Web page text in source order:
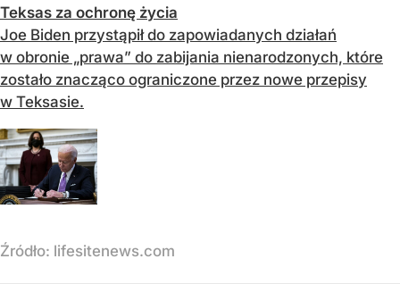
Teksas za ochronę życia
Joe Biden przystąpił do zapowiadanych działań
w obronie „prawa” do zabijania nienarodzonych, które
zostało znacząco ograniczone przez nowe przepisy
w Teksasie.
Źródło: lifesitenews.com